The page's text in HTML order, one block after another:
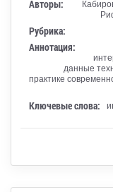
Авторы:
Рубрика:
Аннотация:
данные
практике
Ключевые слова: